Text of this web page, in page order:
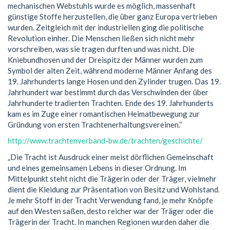
mechanischen Webstuhls wurde es möglich, massenhaft
günstige Stoffe herzustellen, die über ganz Europa vertrieben
wurden. Zeitgleich mit der industriellen ging die politische
Revolution einher. Die Menschen ließen sich nicht mehr
vorschreiben, was sie tragen durften und was nicht. Die
Kniebundhosen und der Dreispitz der Männer wurden zum
Symbol der alten Zeit, während moderne Männer Anfang des
19. Jahrhunderts lange Hosen und den Zylinder trugen. Das 19.
Jahrhundert war bestimmt durch das Verschwinden der über
Jahrhunderte tradierten Trachten. Ende des 19. Jahrhunderts
kam es im Zuge einer romantischen Heimatbewegung zur
Gründung von ersten Trachtenerhaltungsvereinen.“
http://www.trachtenverband-bw.de/trachten/geschichte/
„Die Tracht ist Ausdruck einer meist dörflichen Gemeinschaft
und eines gemeinsamen Lebens in dieser Ordnung. Im
Mittelpunkt steht nicht die Trägerin oder der Träger, vielmehr
dient die Kleidung zur Präsentation von Besitz und Wohlstand.
Je mehr Stoff in der Tracht Verwendung fand, je mehr Knöpfe
auf den Westen saßen, desto reicher war der Träger oder die
Trägerin der Tracht. In manchen Regionen wurden daher die